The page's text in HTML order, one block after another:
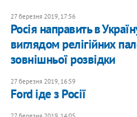
27 березня 2019, 17:56
Росія направить в
виглядом релігійних
зовнішньої розвідки
27 березня 2019, 16:59
Ford іде з Росії